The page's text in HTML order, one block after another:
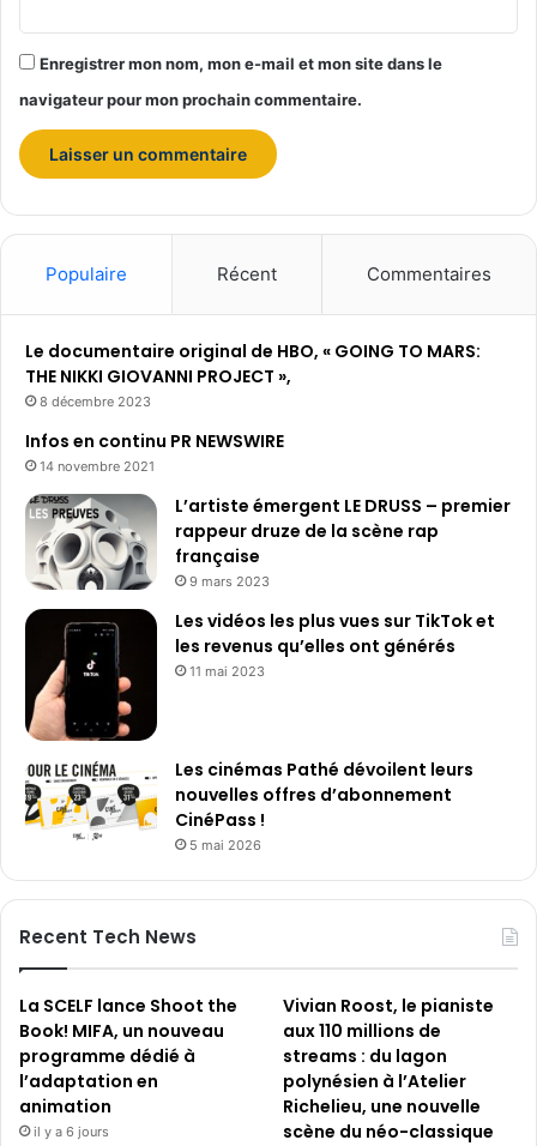
s
e
s
A
d
s
2
0
3
Enregistrer mon nom, mon e-mail et mon site dans le
navigateur pour mon prochain commentaire.
Populaire Récent Commentaires
Le documentaire original de HBO, « GOING TO MARS:
THE NIKKI GIOVANNI PROJECT »,
8 décembre 2023
Infos en continu PR NEWSWIRE
14 novembre 2021
L’artiste émergent LE DRUSS – premier
rappeur druze de la scène rap
française
9 mars 2023
Les vidéos les plus vues sur TikTok et
les revenus qu’elles ont générés
11 mai 2023
Les cinémas Pathé dévoilent leurs
nouvelles offres d’abonnement
CinéPass !
5 mai 2026
Recent Tech News
La SCELF lance Shoot the
Book! MIFA, un nouveau
programme dédié à
l’adaptation en
animation
il y a 6 jours
Vivian Roost, le pianiste
aux 110 millions de
streams : du lagon
polynésien à l’Atelier
Richelieu, une nouvelle
scène du néo-classique